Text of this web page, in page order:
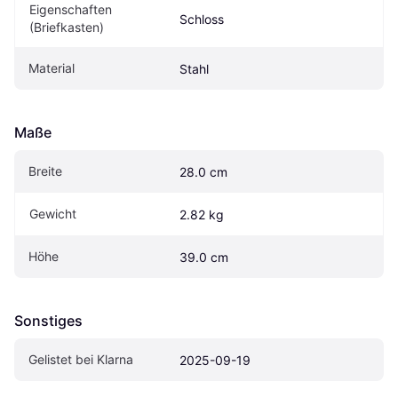
Eigenschaften
(Briefkasten)
Schloss
Material Stahl
Maße
Breite 28.0 cm
Gewicht 2.82 kg
Höhe 39.0 cm
Sonstiges
Gelistet bei Klarna 2025-09-19